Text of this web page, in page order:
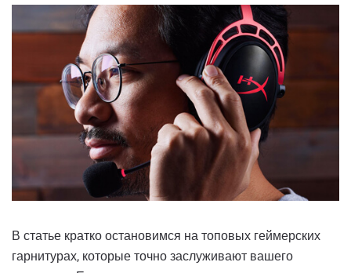
В статье кратко остановимся на топовых геймерских
гарнитурах, которые точно заслуживают вашего